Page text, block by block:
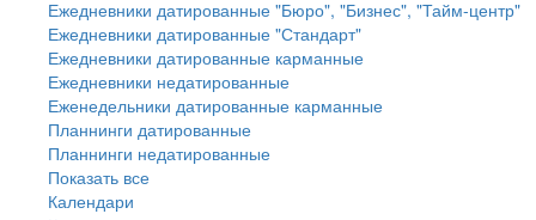
Ежедневники датированные "Бюро", "Бизнес", "Тайм-центр"
Ежедневники датированные "Стандарт"
Ежедневники датированные карманные
Ежедневники недатированные
Еженедельники датированные карманные
Планнинги датированные
Планнинги недатированные
Показать все
Календари